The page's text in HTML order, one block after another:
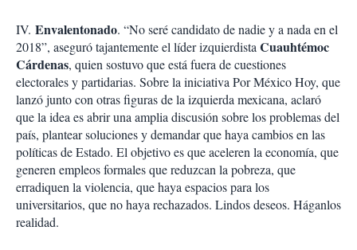
IV. Envalentonado. “No seré candidato de nadie y a nada en el
2018”, aseguró tajantemente el líder izquierdista Cuauhtémoc
Cárdenas, quien sostuvo que está fuera de cuestiones
electorales y partidarias. Sobre la iniciativa Por México Hoy, que
lanzó junto con otras figuras de la izquierda mexicana, aclaró
que la idea es abrir una amplia discusión sobre los problemas del
país, plantear soluciones y demandar que haya cambios en las
políticas de Estado. El objetivo es que aceleren la economía, que
generen empleos formales que reduzcan la pobreza, que
erradiquen la violencia, que haya espacios para los
universitarios, que no haya rechazados. Lindos deseos. Háganlos
realidad.